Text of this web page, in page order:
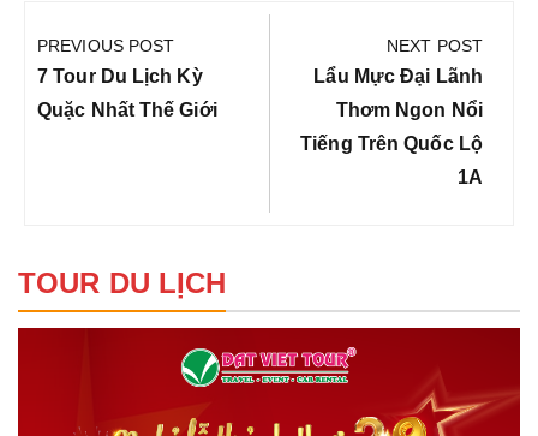
hướng
bài
viết
PREVIOUS POST
Previous
Post:
7 Tour Du Lịch Kỳ
Quặc Nhất Thế Giới
NEXT POST
Next
Post:
Lẩu Mực Đại Lãnh
Thơm Ngon Nổi
Tiếng Trên Quốc Lộ
1A
TOUR DU LỊCH